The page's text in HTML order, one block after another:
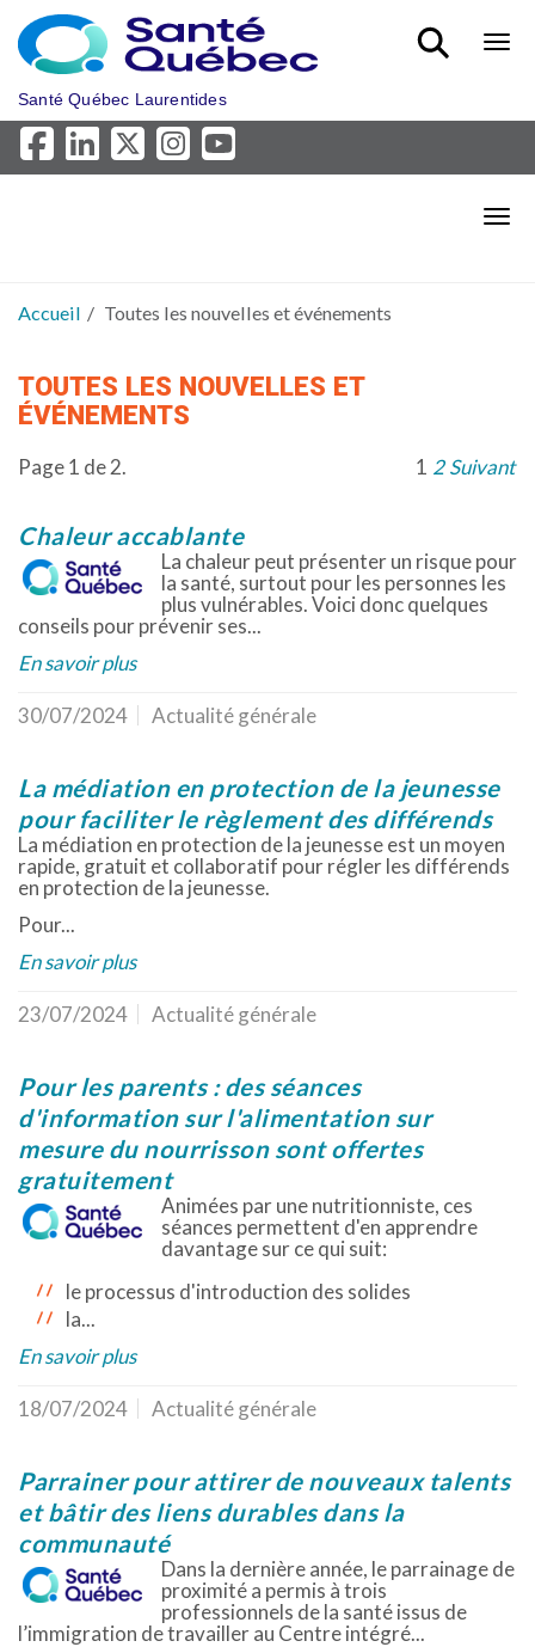
Aller au menu principal
Santé Québec Laurentides
Accueil Toutes les nouvelles et événements
TOUTES LES NOUVELLES ET
ÉVÉNEMENTS
Page 1 de 2. 1 2 Suivant
Chaleur accablante
La chaleur peut présenter un risque pour
la santé, surtout pour les personnes les
plus vulnérables. Voici donc quelques
conseils pour prévenir ses...
En savoir plus
30/07/2024 Actualité générale
La médiation en protection de la jeunesse
pour faciliter le règlement des différends
La médiation en protection de la jeunesse est un moyen
rapide, gratuit et collaboratif pour régler les différends
en protection de la jeunesse.
Pour...
En savoir plus
23/07/2024 Actualité générale
Pour les parents : des séances
d'information sur l'alimentation sur
mesure du nourrisson sont offertes
gratuitement
Animées par une nutritionniste, ces
séances permettent d'en apprendre
davantage sur ce qui suit:
le processus d'introduction des solides
la...
En savoir plus
18/07/2024 Actualité générale
Parrainer pour attirer de nouveaux talents
et bâtir des liens durables dans la
communauté
Dans la dernière année, le parrainage de
proximité a permis à trois
professionnels de la santé issus de
l’immigration de travailler au Centre intégré...